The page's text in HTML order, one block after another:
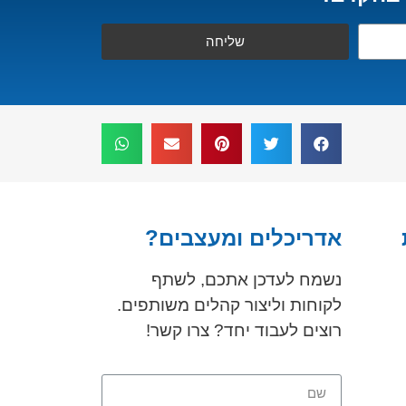
שליחה
אדריכלים ומעצבים?
נשמח לעדכן אתכם, לשתף
לקוחות וליצור קהלים משותפים.
רוצים לעבוד יחד? צרו קשר!